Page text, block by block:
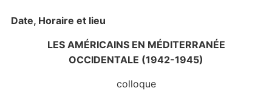
Date, Horaire et lieu
LES AMÉRICAINS EN MÉDITERRANÉE
OCCIDENTALE (1942-1945)
colloque